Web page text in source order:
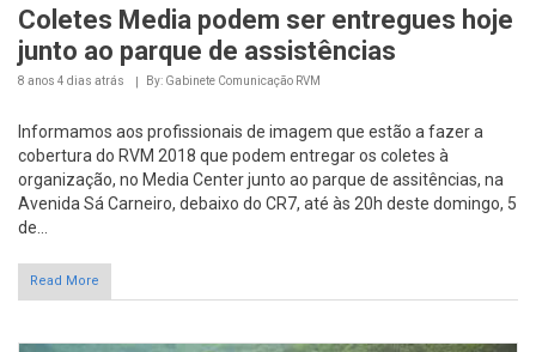
Coletes Media podem ser entregues hoje
junto ao parque de assistências
8 anos 4 dias atrás By: Gabinete Comunicação RVM
Informamos aos profissionais de imagem que estão a fazer a
cobertura do RVM 2018 que podem entregar os coletes à
organização, no Media Center junto ao parque de assitências, na
Avenida Sá Carneiro, debaixo do CR7, até às 20h deste domingo, 5
de...
Read More